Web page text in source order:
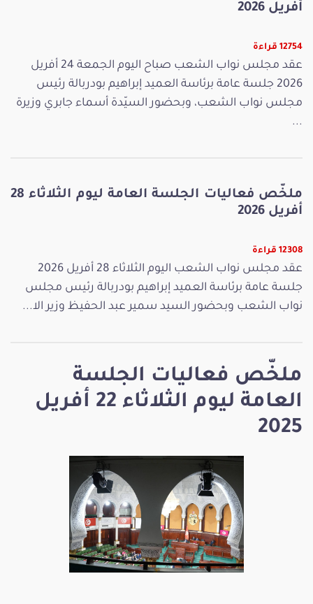
ملخّص فعاليات الجلسة
العامة ليوم الثلاثاء 22 أفريل
2025
أفريل 2026
12754 قراءة
عقد مجلس نواب الشعب صباح اليوم الجمعة 24 أفريل
2026 جلسة عامة برئاسة العميد إبراهيم بودربالة رئيس
مجلس نواب الشعب، وبحضور السيّدة أسماء جابري وزيرة
...
ملخّص فعاليات الجلسة العامة ليوم الثلاثاء 28
أفريل 2026
12308 قراءة
عقد مجلس نواب الشعب اليوم الثلاثاء 28 أفريل 2026
جلسة عامة برئاسة العميد إبراهيم بودربالة رئيس مجلس
نواب الشعب وبحضور السيد سمير عبد الحفيظ وزير الا...